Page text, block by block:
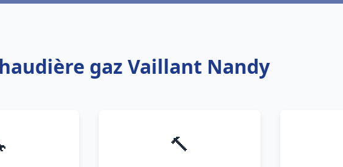
gaz Vaillant Nandy
🔨